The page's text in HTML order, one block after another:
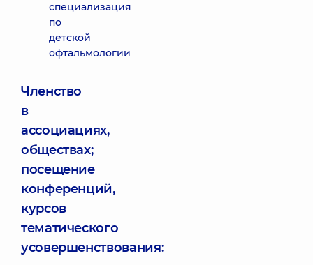
специализация
по
детской
офтальмологии
Членство
в
ассоциациях,
обществах;
посещение
конференций,
курсов
тематического
усовершенствования: